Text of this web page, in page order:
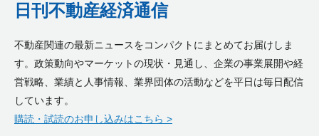
日刊不動産経済通信
不動産関連の最新ニュースをコンパクトにまとめてお届けしま
す。政策動向やマーケットの現状・見通し、企業の事業展開や経
営戦略、業績と人事情報、業界団体の活動などを平日は毎日配信
しています。
購読・試読のお申し込みはこちら >